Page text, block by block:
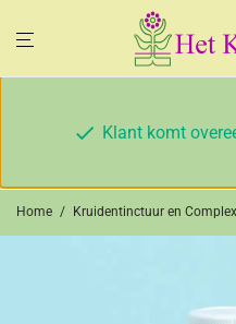
Klant komt
Home / Kruidentinctuur en Complex